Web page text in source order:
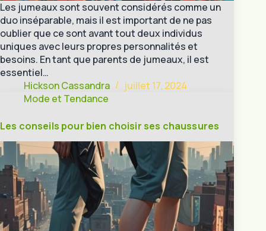
Les jumeaux sont souvent considérés comme un
duo inséparable, mais il est important de ne pas
oublier que ce sont avant tout deux individus
uniques avec leurs propres personnalités et
besoins. En tant que parents de jumeaux, il est
essentiel…
Hickson Cassandra
juillet 17, 2024
Mode et Tendance
Les conseils pour bien choisir ses chaussures